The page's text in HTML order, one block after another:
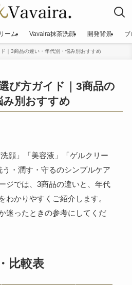
ーム Vavaira抹茶洗顔 開発背景 ブ
｜3商品の違い・年代別・悩み別おすすめ
び方ガイド｜3商品の
み別おすすめ
顔」「美容液」「ゲルクリー
う・潤す・守るのシンプルケア
ジでは、3商品の違いと、年代
わかりやすくご紹介します。
迷ったときの参考にしてくだ
比較表